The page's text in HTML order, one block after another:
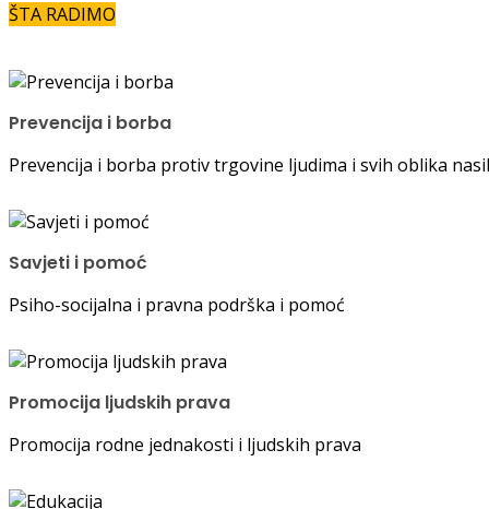
ŠTA RADIMO
Prevencija i borba
Prevencija i borba protiv trgovine ljudima i svih oblika
Savjeti i pomoć
Psiho-socijalna i pravna podrška i pomoć
Promocija ljudskih prava
Promocija rodne jednakosti i ljudskih prava